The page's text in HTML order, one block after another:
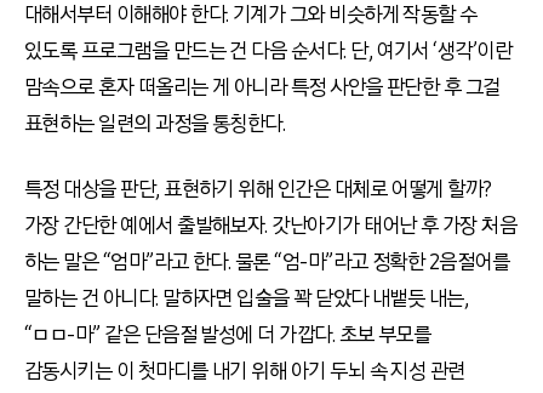
대해서부터 이해해야 한다. 기계가 그와 비슷하게 작동할 수
있도록 프로그램을 만드는 건 다음 순서다. 단, 여기서 ‘생각’이란
맘속으로 혼자 떠올리는 게 아니라 특정 사안을 판단한 후 그걸
표현하는 일련의 과정을 통칭한다.
특정 대상을 판단, 표현하기 위해 인간은 대체로 어떻게 할까?
가장 간단한 예에서 출발해보자. 갓난아기가 태어난 후 가장 처음
하는 말은 “엄마”라고 한다. 물론 “엄-마”라고 정확한 2음절어를
말하는 건 아니다. 말하자면 입술을 꽉 닫았다 내뱉듯 내는,
“ㅁㅁ-마” 같은 단음절 발성에 더 가깝다. 초보 부모를
감동시키는 이 첫마디를 내기 위해 아기 두뇌 속 지성 관련